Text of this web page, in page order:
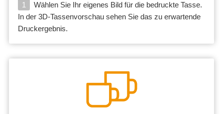
1
Wählen Sie Ihr eigenes Bild für die bedruckte Tasse.
In der 3D-Tassenvorschau sehen Sie das zu erwartende
Druckergebnis.